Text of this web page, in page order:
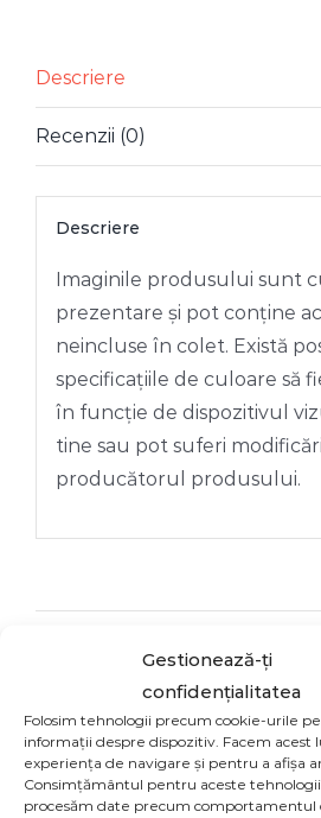
Gestionează-ți
confidențialitatea
Folosim tehnologii precum cookie-urile
informații despre dispozitiv. Facem
experiența de navigare și pentru a afișa
Consimțământul pentru aceste
procesăm date precum comportamentul
CALDA
CU
FIR
Descriere
Recenzii (0)
Descriere
Imaginile produsului sunt
prezentare și pot conține
neincluse în colet. Există
specificațiile de culoare să
în funcție de dispozitivul
tine sau pot suferi
producătorul produsului.
Share On
Facebook
Pin This Product